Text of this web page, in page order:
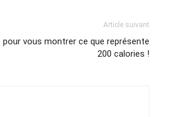
Article suivant
vous montrer ce que représente
200 calories !